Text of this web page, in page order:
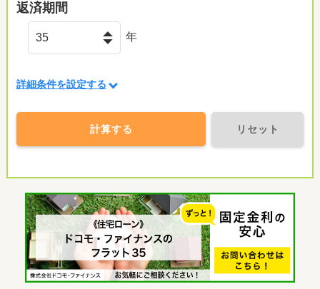
返済期間
年
詳細条件を設定する
計算する リセット